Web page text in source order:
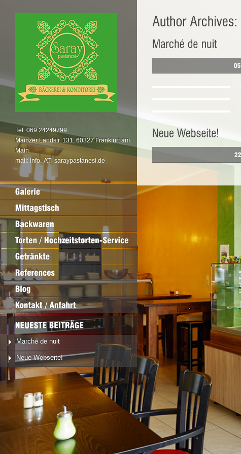
Tel: 069 24249799
Mainzer Landstr. 131, 60327 Frankfurt am
Main
mail: info_AT_saraypastanesi.de
Marché de nuit
Neue Webseite!